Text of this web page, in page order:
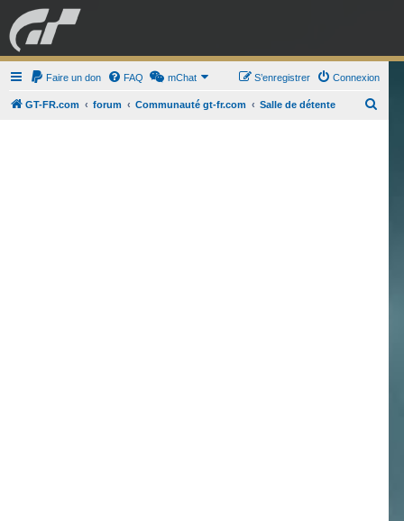
GRAN TURISMO FORUM
Faire un don FAQ mChat Connexion
S’enregistrer
GT-FR.com forum Communauté gt-fr.com Salle de détente